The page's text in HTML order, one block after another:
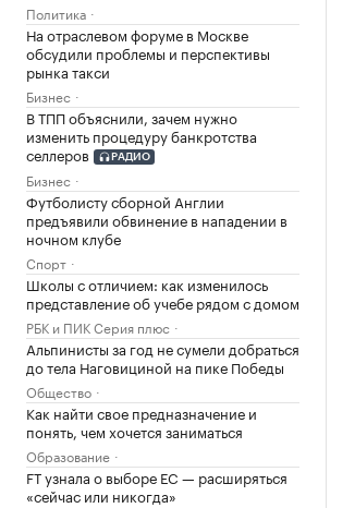
Политика
На отраслевом форуме в Москве
обсудили проблемы и перспективы
рынка такси
Бизнес
В ТПП объяснили, зачем нужно
изменить процедуру банкротства
селлеров
РАДИО
Бизнес
Футболисту сборной Англии
предъявили обвинение в нападении в
ночном клубе
Спорт
Школы с отличием: как изменилось
представление об учебе рядом с домом
РБК и ПИК Серия плюс
Альпинисты за год не сумели добраться
до тела Наговициной на пике Победы
Общество
Как найти свое предназначение и
понять, чем хочется заниматься
Образование
FT узнала о выборе ЕС — расширяться
«сейчас или никогда»